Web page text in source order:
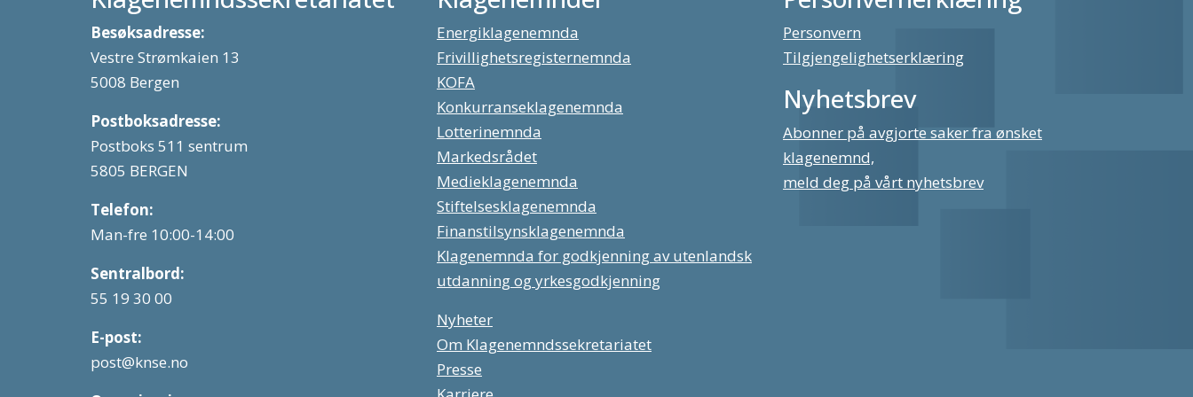
Besøksadresse:
Vestre Strømkaien 13
5008 Bergen
Postboksadresse:
Postboks 511 sentrum
5805 BERGEN
Telefon:
Man-fre 10:00-14:00
Sentralbord:
55 19 30 00
E-post:
post@knse.no
Energiklagenemnda
Frivillighetsregisternemnda
KOFA
Konkurranseklagenemnda
Lotterinemnda
Markedsrådet
Medieklagenemnda
Stiftelsesklagenemnda
Finanstilsynsklagenemnda
Klagenemnda for godkjenning av utenlandsk
utdanning og yrkesgodkjenning
Nyheter
Om Klagenemndssekretariatet
Presse
Personvern
Tilgjengelighetserklæring
Nyhetsbrev
Abonner på avgjorte saker fra ønsket
klagenemnd,
meld deg på vårt nyhetsbrev